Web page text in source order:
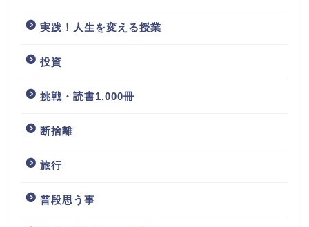
実践！人生を変える授業
投資
挑戦・読書1,000冊
断捨離
旅行
普段思う事